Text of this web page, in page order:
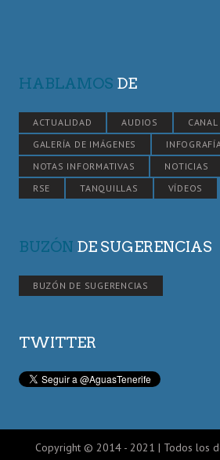
HABLAMOS DE
ACTUALIDAD AUDIOS
CANAL
GALERÍA DE IMÁGENES
NOTAS INFORMATIVAS
NOTICIAS
RSE
TANQUILLAS VÍDEOS
BUZÓN DE SUGERENCIAS
BUZÓN DE SUGERENCIAS
TWITTER
Copyright © 2014 - 2021 | Todos los